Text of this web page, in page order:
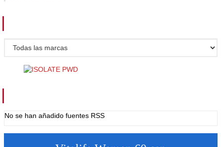
No se han añadido fuentes RSS